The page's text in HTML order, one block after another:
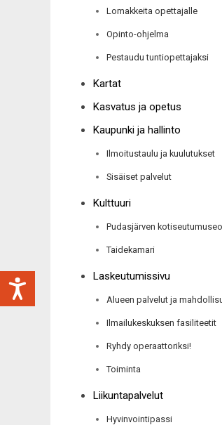
Lomakkeita opettajalle
Opinto-ohjelma
Pestaudu tuntiopettajaksi
Kartat
Kasvatus ja opetus
Kaupunki ja hallinto
Ilmoitustaulu ja kuulutukset
Sisäiset palvelut
Kulttuuri
Pudasjärven kotiseutumuseo
Taidekamari
Laskeutumissivu
Alueen palvelut ja
Ilmailukeskuksen fasiliteetit
Ryhdy operaattoriksi!
Toiminta
Liikuntapalvelut
Hyvinvointipassi